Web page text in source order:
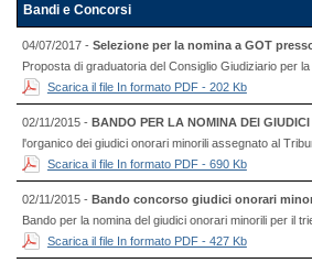
Bandi e Concorsi
04/07/2017 - Selezione per la nomina a GOT
Proposta di graduatoria del Consiglio Giudiziario per
Scarica il file In formato PDF - 202 Kb
02/11/2015 - BANDO PER LA NOMINA DEl
l'organico dei giudici onorari minorili assegnato al
Scarica il file In formato PDF - 690 Kb
02/11/2015 - Bando concorso giudici onorari
Bando per la nomina del giudici onorari minorili per il
Scarica il file In formato PDF - 427 Kb